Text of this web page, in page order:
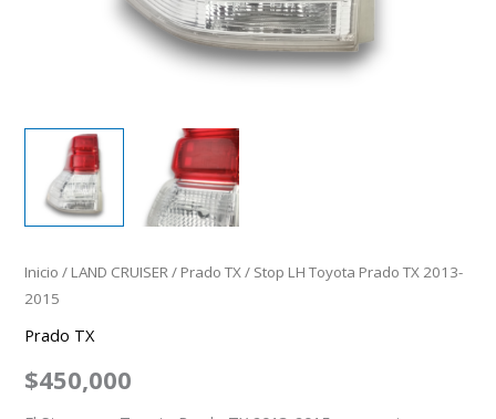
Inicio / LAND CRUISER/ Prado TX/ Stop LH Toyota Prado TX 2013-
2015
Prado TX
$450,000